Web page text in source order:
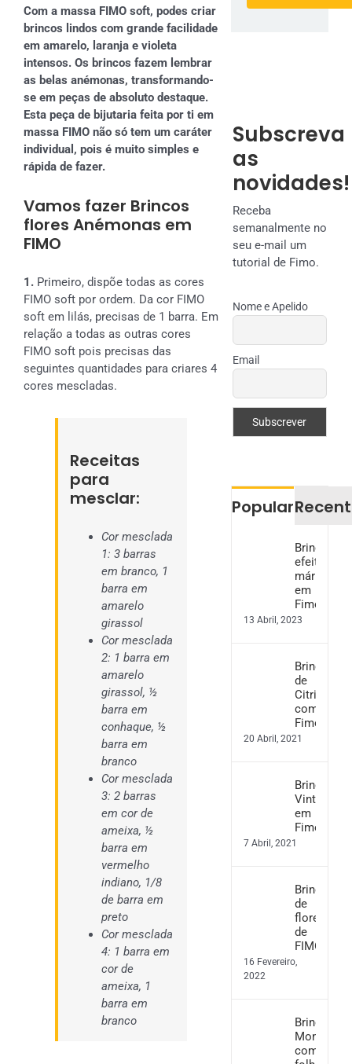
Com a massa FIMO soft, podes criar
brincos lindos com grande facilidade
em amarelo, laranja e violeta
intensos. Os brincos fazem lembrar
as belas anémonas, transformando-
se em peças de absoluto destaque.
Esta peça de bijutaria feita por ti em
massa FIMO não só tem um caráter
individual, pois é muito simples e
rápida de fazer.
Vamos fazer Brincos
flores Anémonas em
FIMO
1. Primeiro, dispõe todas as cores
FIMO soft por ordem. Da cor FIMO
soft em lilás, precisas de 1 barra. Em
relação a todas as outras cores
FIMO soft pois precisas das
seguintes quantidades para criares 4
cores mescladas.
Receitas
para
mesclar:
Cor mesclada
1: 3 barras
em branco, 1
barra em
amarelo
girassol
Cor mesclada
2: 1 barra em
amarelo
girassol, ½
barra em
conhaque, ½
barra em
branco
Cor mesclada
3: 2 barras
em cor de
ameixa, ½
barra em
vermelho
indiano, 1/8
de barra em
preto
Cor mesclada
4: 1 barra em
cor de
ameixa, 1
barra em
branco
Subscreva
as
novidades!
Receba
semanalmente no
seu e-mail um
tutorial de Fimo.
Nome e Apelido
Email
Popular
Brincos
efeito
mármore
em
Fimo
13 Abril, 2023
Brincos
de
Citrinos
com
Fimo
20 Abril, 2021
Brincos
Vintage
em
Fimo
7 Abril, 2021
Brincos
de
flores
de
FIMO
16 Fevereiro,
2022
Brincos
Monstera
com